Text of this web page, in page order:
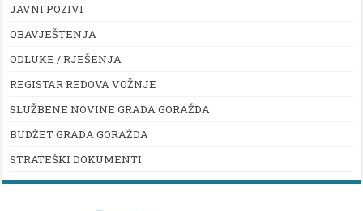
JAVNI POZIVI
OBAVJEŠTENJA
ODLUKE / RJEŠENJA
REGISTAR REDOVA VOŽNJE
SLUŽBENE NOVINE GRADA GORAŽDA
BUDŽET GRADA GORAŽDA
STRATEŠKI DOKUMENTI